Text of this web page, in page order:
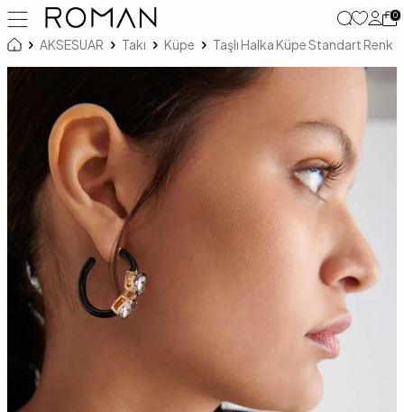
0
AKSESUAR Takı Küpe Taşlı Halka Küpe Standart Renk